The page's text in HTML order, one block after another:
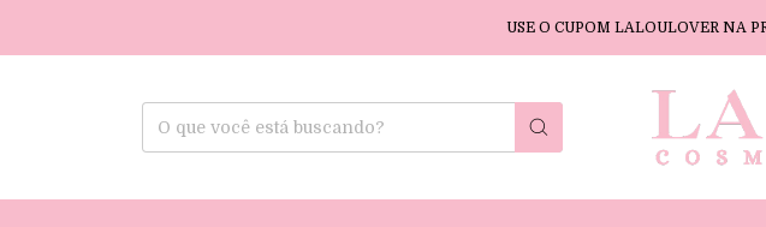
USE O CUPOM LALOULOVER NA PRIMEIRA